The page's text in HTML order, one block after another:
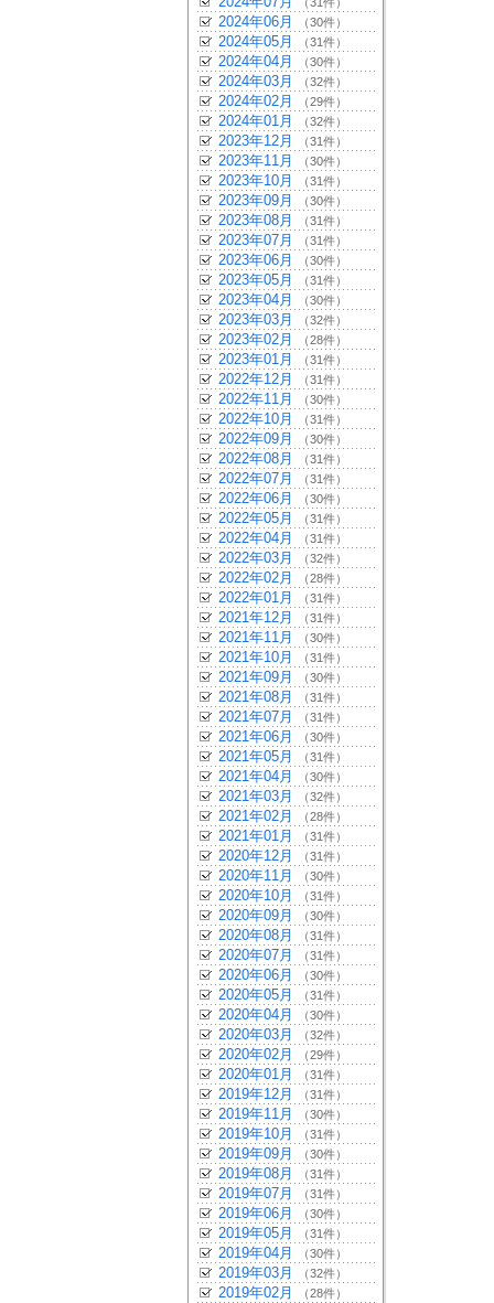
2024年06月 （30件）
2024年05月 （31件）
2024年04月 （30件）
2024年03月 （32件）
2024年02月 （29件）
2024年01月 （32件）
2023年12月 （31件）
2023年11月 （30件）
2023年10月 （31件）
2023年09月 （30件）
2023年08月 （31件）
2023年07月 （31件）
2023年06月 （30件）
2023年05月 （31件）
2023年04月 （30件）
2023年03月 （32件）
2023年02月 （28件）
2023年01月 （31件）
2022年12月 （31件）
2022年11月 （30件）
2022年10月 （31件）
2022年09月 （30件）
2022年08月 （31件）
2022年07月 （31件）
2022年06月 （30件）
2022年05月 （31件）
2022年04月 （31件）
2022年03月 （32件）
2022年02月 （28件）
2022年01月 （31件）
2021年12月 （31件）
2021年11月 （30件）
2021年10月 （31件）
2021年09月 （30件）
2021年08月 （31件）
2021年07月 （31件）
2021年06月 （30件）
2021年05月 （31件）
2021年04月 （30件）
2021年03月 （32件）
2021年02月 （28件）
2021年01月 （31件）
2020年12月 （31件）
2020年11月 （30件）
2020年10月 （31件）
2020年09月 （30件）
2020年08月 （31件）
2020年07月 （31件）
2020年06月 （30件）
2020年05月 （31件）
2020年04月 （30件）
2020年03月 （32件）
2020年02月 （29件）
2020年01月 （31件）
2019年12月 （31件）
2019年11月 （30件）
2019年10月 （31件）
2019年09月 （30件）
2019年08月 （31件）
2019年07月 （31件）
2019年06月 （30件）
2019年05月 （31件）
2019年04月 （30件）
2019年03月 （32件）
2019年02月 （28件）